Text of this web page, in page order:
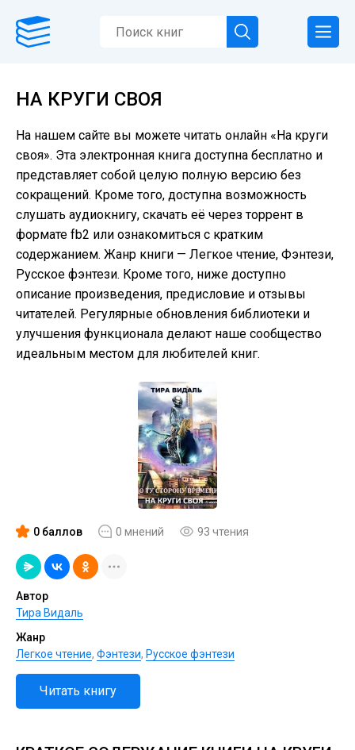
НА КРУГИ СВОЯ
На нашем сайте вы можете читать онлайн «На круги
своя». Эта электронная книга доступна бесплатно и
представляет собой целую полную версию без
сокращений. Кроме того, доступна возможность
слушать аудиокнигу, скачать её через торрент в
формате fb2 или ознакомиться с кратким
содержанием. Жанр книги — Легкое чтение, Фэнтези,
Русское фэнтези. Кроме того, ниже доступно
описание произведения, предисловие и отзывы
читателей. Регулярные обновления библиотеки и
улучшения функционала делают наше сообщество
идеальным местом для любителей книг.
0 баллов 0 мнений 93 чтения
Автор
Тира Видаль
Жанр
Легкое чтение, Фэнтези, Русское фэнтези
Читать книгу